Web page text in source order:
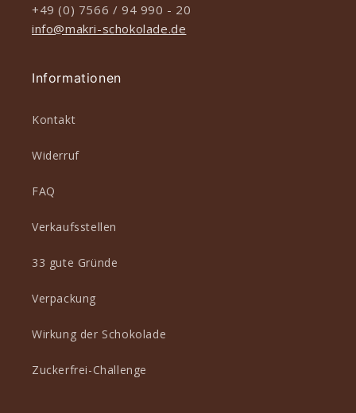
+49 (0) 7566 / 94 990 - 20
info@makri-schokolade.de
Informationen
Kontakt
Widerruf
FAQ
Verkaufsstellen
33 gute Gründe
Verpackung
Wirkung der Schokolade
Zuckerfrei-Challenge